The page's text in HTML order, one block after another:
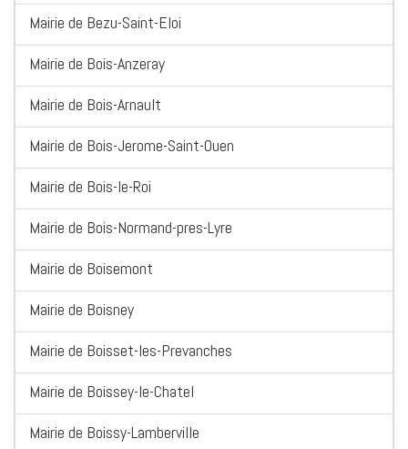
Mairie de Bezu-Saint-Eloi
Mairie de Bois-Anzeray
Mairie de Bois-Arnault
Mairie de Bois-Jerome-Saint-Ouen
Mairie de Bois-le-Roi
Mairie de Bois-Normand-pres-Lyre
Mairie de Boisemont
Mairie de Boisney
Mairie de Boisset-les-Prevanches
Mairie de Boissey-le-Chatel
Mairie de Boissy-Lamberville